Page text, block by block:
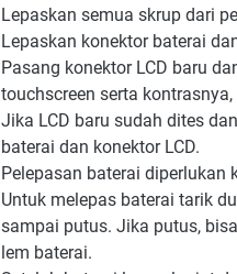
Lepaskan semua skrup dari
Lepaskan konektor baterai
Pasang konektor LCD baru
touchscreen serta
Jika LCD baru sudah dites
baterai dan konektor LCD.
Pelepasan baterai diperlukan
Untuk melepas baterai tarik
sampai putus. Jika putus,
lem baterai.